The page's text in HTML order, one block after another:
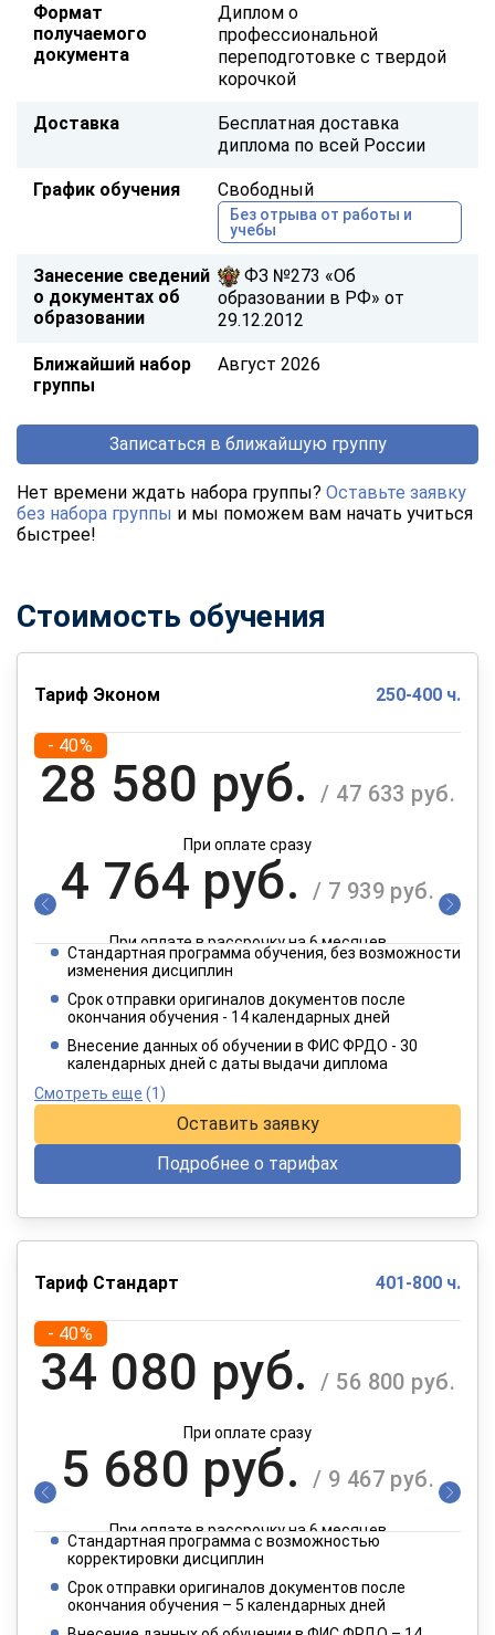
Формат
получаемого
документа
Диплом о
профессиональной
переподготовке с твердой
корочкой
Доставка
Бесплатная доставка
диплома по всей России
График обучения Свободный
Без отрыва от работы и
учебы
Занесение сведений
о документах об
образовании
ФЗ №273 «Об
образовании в РФ» от
29.12.2012
Ближайший набор
группы
Август 2026
Записаться в ближайшую группу
Нет времени ждать набора группы? Оставьте заявку
без набора группы и мы поможем вам начать учиться
быстрее!
Стоимость обучения
Тариф Эконом 250-400 ч.
- 40%
28 580 руб. / 47 633 руб.
При оплате сразу
4 764 руб. / 7 939 руб.
При оплате в рассрочку на 6 месяцев
2 382 руб.
При оплате в рассрочку на 12 месяцев
Стандартная программа обучения, без возможности
изменения дисциплин
Срок отправки оригиналов документов после
окончания обучения - 14 календарных дней
Внесение данных об обучении в ФИС ФРДО - 30
календарных дней с даты выдачи диплома
Смотреть еще (1)
Оставить заявку
Подробнее о тарифах
Тариф Стандарт 401-800 ч.
- 40%
34 080 руб. / 56 800 руб.
При оплате сразу
5 680 руб. / 9 467 руб.
При оплате в рассрочку на 6 месяцев
2 840 руб.
При оплате в рассрочку на 12 месяцев
Стандартная программа с возможностью
корректировки дисциплин
Срок отправки оригиналов документов после
окончания обучения – 5 календарных дней